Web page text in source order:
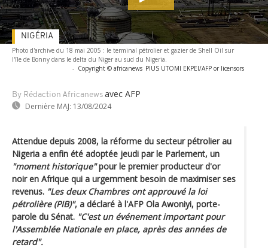
Photo d'archive du 18 mai 2005 : le terminal pétrolier et gazier de Shell Oil sur
l'île de Bonny dans le delta du Niger au sud du Nigeria.
- Copyright © africanews PIUS UTOMI EKPEI/AFP or licensors
By Rédaction Africanews avec AFP
Dernière MAJ: 13/08/2024
NIGÉRIA
Attendue depuis 2008, la réforme du secteur pétrolier au
Nigeria a enfin été adoptée jeudi par le Parlement, un
"moment historique"pour le premier producteur d'or
noir en Afrique qui a urgemment besoin de maximiser ses
revenus. "Les deux Chambres ont approuvé la loi
pétrolière (PIB)", a déclaré à l'AFP Ola Awoniyi, porte-
parole du Sénat. "C'est un événement important pour
l'Assemblée Nationale en place, après des années de
retard".